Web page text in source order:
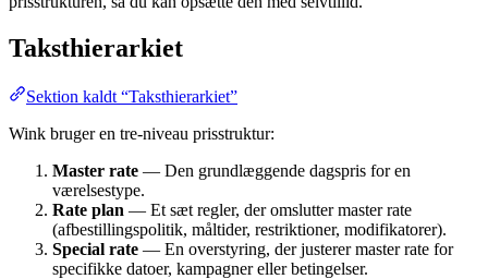
Taksthierarkiet
Sektion kaldt “Taksthierarkiet”
Wink bruger en tre-niveau prisstruktur:
Master rate — Den grundlæggende dagspris for en
værelsestype.
Rate plan — Et sæt regler, der omslutter master rate
(afbestillingspolitik, måltider, restriktioner, modifikatorer).
Special rate — En overstyring, der justerer master rate for
specifikke datoer, kampagner eller betingelser.